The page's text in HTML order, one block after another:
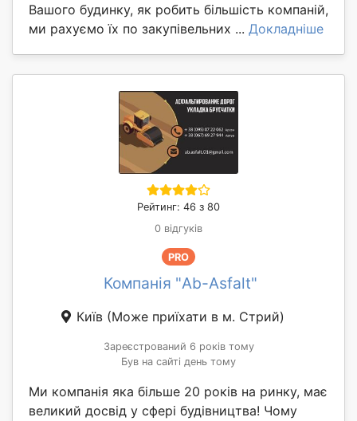
Вашого будинку, як робить більшість компаній,
ми рахуємо їх по закупівельних ... Докладніше
Рейтинг: 46 з 80
0 відгуків
PRO
Компанія "Ab-Asfalt"
Київ (Може приїхати в м. Стрий)
Зареєстрований 6 років тому
Був на сайті день тому
Ми компанія яка більше 20 років на ринку, має
великий досвід у сфері будівництва! Чому